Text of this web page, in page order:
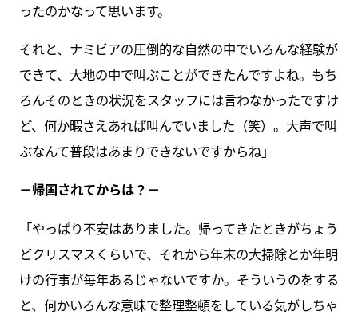
ったのかなって思います。
それと、ナミビアの圧倒的な自然の中でいろんな経験が
できて、大地の中で叫ぶことができたんですよね。もち
ろんそのときの状況をスタッフには言わなかったですけ
ど、何か暇さえあれば叫んでいました（笑）。大声で叫
ぶなんて普段はあまりできないですからね」
－帰国されてからは？－
「やっぱり不安はありました。帰ってきたときがちょう
どクリスマスくらいで、それから年末の大掃除とか年明
けの行事が毎年あるじゃないですか。そういうのをする
と、何かいろんな意味で整理整頓をしている気がしちゃ